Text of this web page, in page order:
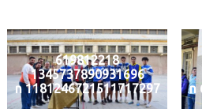
619812218
1345737890931696
1181246721511717297 n